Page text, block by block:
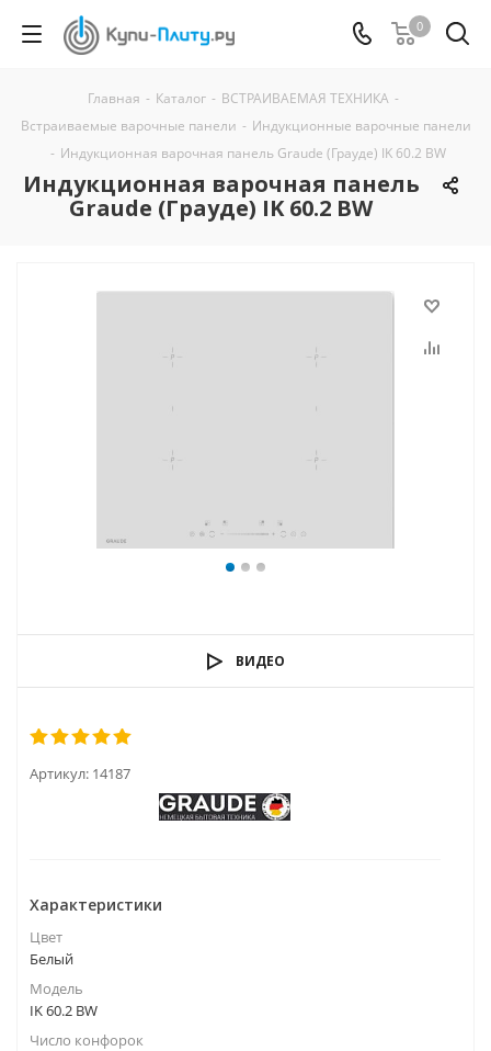
0
Главная - Каталог - ВСТРАИВАЕМАЯ ТЕХНИКА -
Встраиваемые варочные панели - Индукционные варочные панели
- Индукционная варочная панель Graude (Грауде) IK 60.2 BW
Индукционная варочная панель
Graude (Грауде) IK 60.2 BW
ВИДЕО
Артикул: 14187
Характеристики
Цвет
Белый
Модель
IK 60.2 BW
Число конфорок